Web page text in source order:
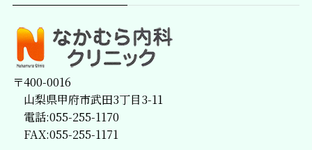
〒400-0016
山梨県甲府市武田3丁目3-11
電話:055-255-1170
FAX:055-255-1171